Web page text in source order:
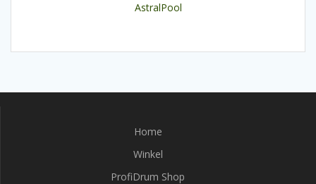
AstralPool
Home
Winkel
ProfiDrum Shop